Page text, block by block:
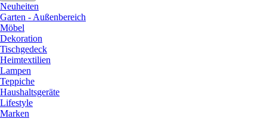
Neuheiten
Garten - Außenbereich
Möbel
Dekoration
Tischgedeck
Heimtextilien
Lampen
Teppiche
Haushaltsgeräte
Lifestyle
Marken